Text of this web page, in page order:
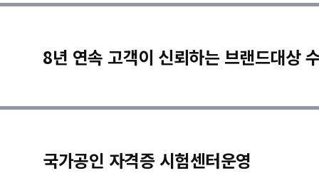
8년 연속 고객이 신뢰하는 브랜드대상
국가공인 자격증 시험센터운영